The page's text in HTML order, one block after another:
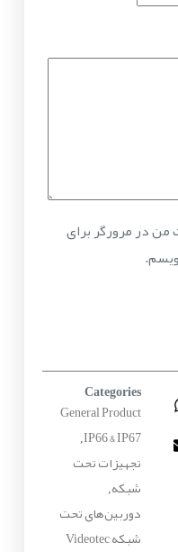
من در مرورگر برای
Categories
General Product
IP66 & IP67
تجهیزات تحت
شبکه
دوربین‌های تحت
شبکه Videotec